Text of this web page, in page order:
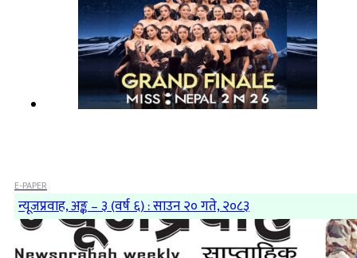
E-PAPER
न्यूजप्रवाह, अङ्क – ३ (वर्ष ६) : साउन २० गते, २०८३